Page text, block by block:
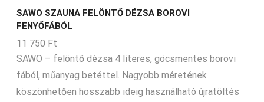
SAWO SZAUNA FELÖNTŐ DÉZSA BOROVI
FENYŐFÁBÓL
11 750 Ft
SAWO – felöntő dézsa 4 literes, göcsmentes borovi
fából, műanyag betéttel. Nagyobb méretének
köszönhetően hosszabb ideig használható újratöltés